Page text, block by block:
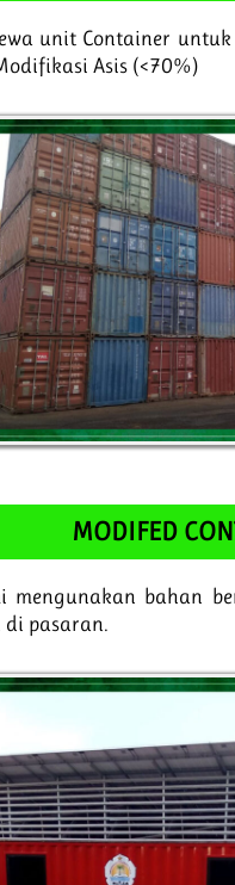
unit Container
Asis (<70%)
MODIFED
mengunakan bahan
pasaran.